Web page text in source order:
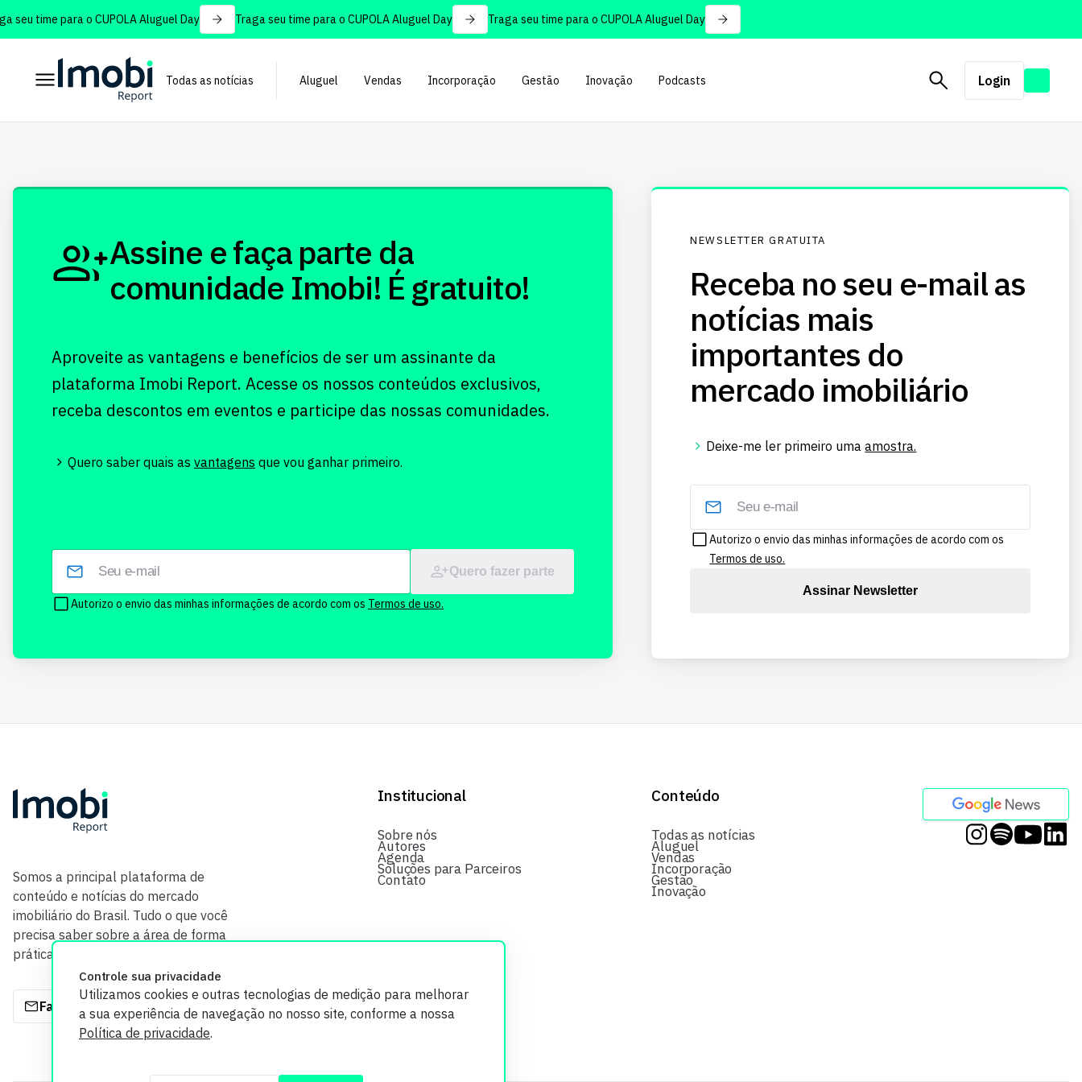
time para o CUPOLA Aluguel Day Traga seu time para o CUPOLA Aluguel Day Traga seu time para o CUPOLA Aluguel Day
Todas as notícias Aluguel Vendas Incorporação Gestão Inovação Podcasts Login
Controle sua privacidade
Utilizamos cookies e outras tecnologias de medição para melhorar
a sua experiência de navegação no nosso site, conforme a nossa
Política de privacidade.
Assine e faça parte da
comunidade Imobi! É gratuito!
Aproveite as vantagens e benefícios de ser um assinante da
plataforma Imobi Report. Acesse os nossos conteúdos exclusivos,
receba descontos em eventos e participe das nossas comunidades.
Quero saber quais as vantagens que vou ganhar primeiro.
Quero fazer parte
Autorizo o envio das minhas informações de acordo com os Termos de uso.
NEWSLETTER GRATUITA
Receba no seu e-mail as
notícias mais
importantes do
mercado imobiliário
Deixe-me ler primeiro umaamostra.
Autorizo o envio das minhas informações de acordo com os
Termos de uso.
Assinar Newsletter
Somos a principal plataforma de
conteúdo e notícias do mercado
imobiliário do Brasil. Tudo o que você
precisa saber sobre a área de forma
prática e com credibilidade.
Fale com a gente
Institucional
Sobre nós
Autores
Agenda
Soluções para Parceiros
Contato
Conteúdo
Todas as notícias
Aluguel
Vendas
Incorporação
Gestão
Inovação